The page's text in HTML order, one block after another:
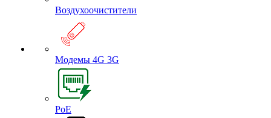
Воздухоочистители
Модемы 4G 3G
PoE